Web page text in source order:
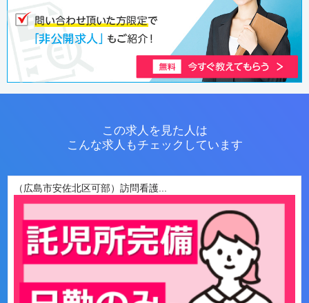
この求人を見た人は
こんな求人もチェックしています
（広島市安佐北区可部）訪問看護...